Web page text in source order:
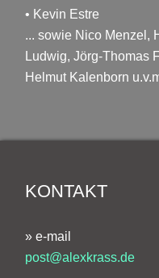
• Kevin Estre
... sowie Nico Menzel,
Ludwig, Jörg-Thomas
Helmut Kalenborn
KONTAKT
» e-mail
post@alexkrass.de